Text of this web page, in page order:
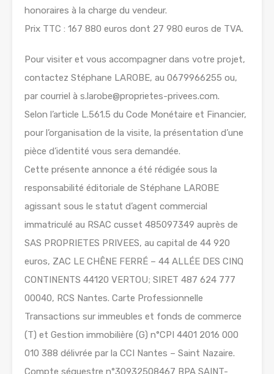
honoraires à la charge du vendeur.
Prix TTC : 167 880 euros dont 27 980 euros de TVA.
Pour visiter et vous accompagner dans votre projet,
contactez Stéphane LAROBE, au 0679966255 ou,
par courriel à s.larobe@proprietes-privees.com.
Selon l’article L.561.5 du Code Monétaire et Financier,
pour l’organisation de la visite, la présentation d’une
pièce d’identité vous sera demandée.
Cette présente annonce a été rédigée sous la
responsabilité éditoriale de Stéphane LAROBE
agissant sous le statut d’agent commercial
immatriculé au RSAC cusset 485097349 auprès de
SAS PROPRIETES PRIVEES, au capital de 44 920
euros, ZAC LE CHÊNE FERRÉ – 44 ALLÉE DES CINQ
CONTINENTS 44120 VERTOU; SIRET 487 624 777
00040, RCS Nantes. Carte Professionnelle
Transactions sur immeubles et fonds de commerce
(T) et Gestion immobilière (G) n°CPI 4401 2016 000
010 388 délivrée par la CCI Nantes – Saint Nazaire.
Compte séquestre n°30932508467 BPA SAINT-